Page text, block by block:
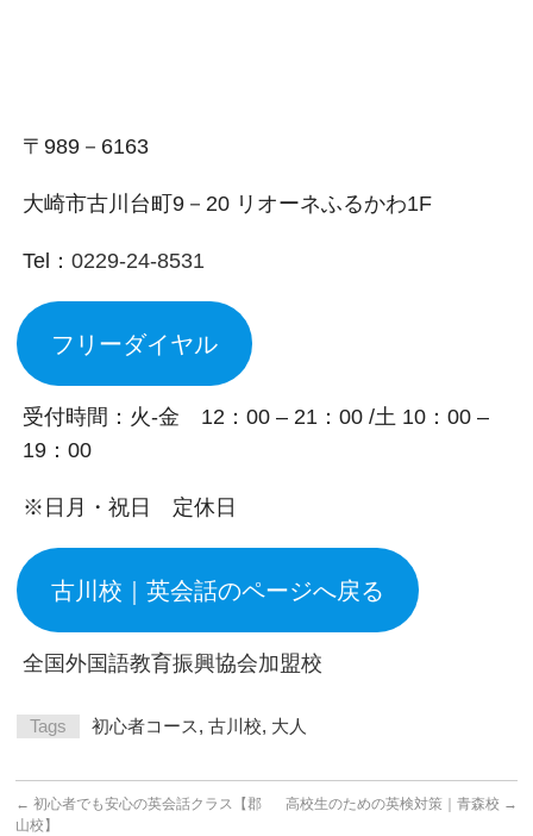
〒989－6163
大崎市古川台町9－20 リオーネふるかわ1F
Tel：0229-24-8531
フリーダイヤル
受付時間：火-金 12：00 – 21：00 /土 10：00 –
19：00
※日月・祝日 定休日
古川校｜英会話のページへ戻る
全国外国語教育振興協会加盟校
Tags 初心者コース,古川校, 大人
← 初心者でも安心の英会話クラス【郡
山校】
高校生のための英検対策｜青森校 →